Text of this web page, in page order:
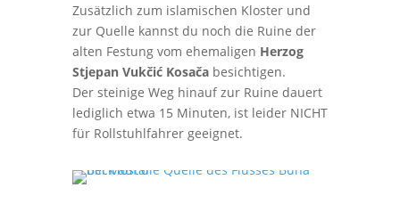
Zusätzlich zum islamischen Kloster und
zur Quelle kannst du noch die Ruine der
alten Festung vom ehemaligen Herzog
Stjepan Vukčić Kosačabesichtigen.
Der steinige Weg hinauf zur Ruine dauert
lediglich etwa 15 Minuten, ist leider NICHT
für Rollstuhlfahrer geeignet.